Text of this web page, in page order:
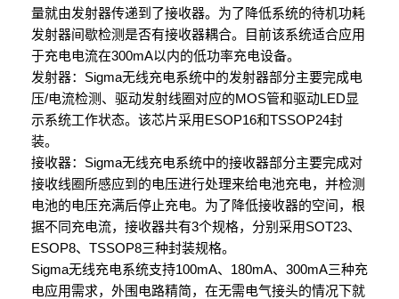
量就由发射器传递到了接收器。为了降低系统的待机功耗
发射器间歇检测是否有接收器耦合。目前该系统适合应用
于充电电流在300mA以内的低功率充电设备。
发射器：Sigma无线充电系统中的发射器部分主要完成电
压/电流检测、驱动发射线圈对应的MOS管和驱动LED显
示系统工作状态。该芯片采用ESOP16和TSSOP24封
装。
接收器：Sigma无线充电系统中的接收器部分主要完成对
接收线圈所感应到的电压进行处理来给电池充电，并检测
电池的电压充满后停止充电。为了降低接收器的空间，根
据不同充电流，接收器共有3个规格，分别采用SOT23、
ESOP8、TSSOP8三种封装规格。
Sigma无线充电系统支持100mA、180mA、300mA三种充
电应用需求，外围电路精简，在无需电气接头的情况下就